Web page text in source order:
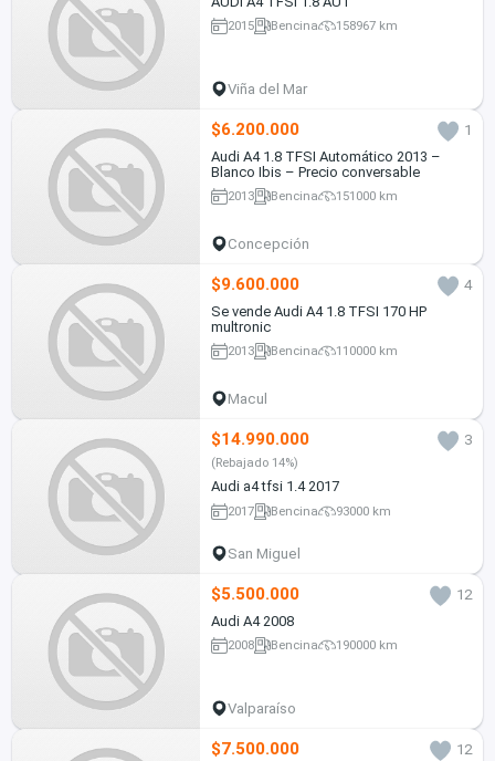
2015 Bencina 158967 km
Viña del Mar
$6.200.000
1
Audi A4 1.8 TFSI Automático 2013 –
Blanco Ibis – Precio conversable
2013 Bencina 151000 km
Concepción
$9.600.000
4
Se vende Audi A4 1.8 TFSI 170 HP
multronic
2013 Bencina 110000 km
Macul
$14.990.000 3
(Rebajado 14%)
Audi a4 tfsi 1.4 2017
2017 Bencina 93000 km
San Miguel
$5.500.000
12
Audi A4 2008
2008 Bencina 190000 km
Valparaíso
$7.500.000
12